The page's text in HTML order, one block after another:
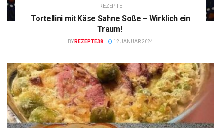
REZEPTE
Tortellini mit Käse Sahne Soße – Wirklich ein
Traum!
BY REZEPTE38 12 JANUAR 2024